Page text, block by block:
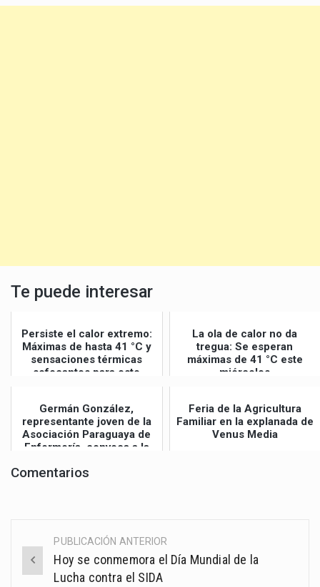
Te puede interesar
Persiste el calor extremo:
Máximas de hasta 41 °C y
sensaciones térmicas
sofocantes para este
La ola de calor no da
tregua: Se esperan
máximas de 41 °C este
miércoles
Germán González,
representante joven de la
Asociación Paraguaya de
Enfermería, convoca a la
Feria de la Agricultura
Familiar en la explanada de
Venus Media
Comentarios
Post
navigation
PUBLICACIÓN ANTERIOR
Hoy se conmemora el Día Mundial de la
Lucha contra el SIDA